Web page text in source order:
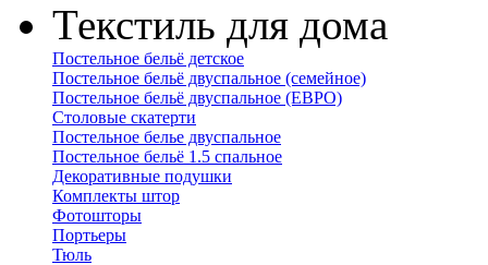
Текстиль для дома
Постельное бельё детское
Постельное бельё двуспальное (семейное)
Постельное бельё двуспальное (ЕВРО)
Столовые скатерти
Постельное белье двуспальное
Постельное бельё 1.5 спальное
Декоративные подушки
Комплекты штор
Фотошторы
Портьеры
Тюль